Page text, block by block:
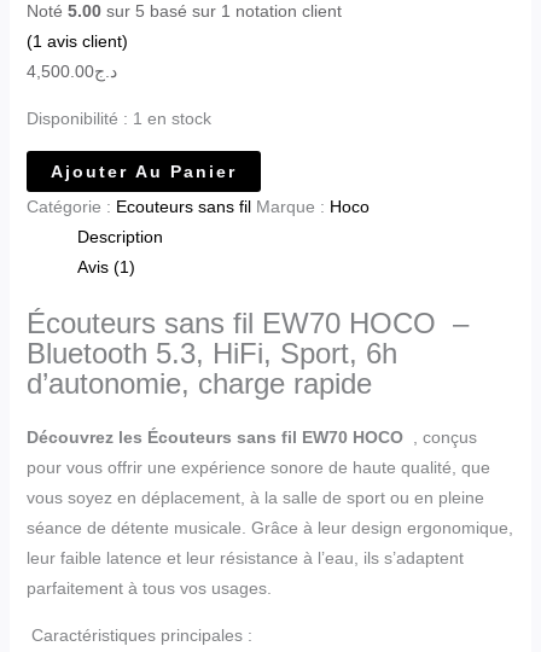
Noté 5.00sur 5 basé sur 1 notation client
(1avis client)
د.ج4,500.00
Disponibilité : 1 en stock
Ajouter Au Panier
Catégorie : Ecouteurs sans fil Marque : Hoco
Description
Avis (1)
Écouteurs sans fil EW70 HOCO –
Bluetooth 5.3, HiFi, Sport, 6h
d’autonomie, charge rapide
Découvrez les Écouteurs sans fil EW70 HOCO , conçus
pour vous offrir une expérience sonore de haute qualité, que
vous soyez en déplacement, à la salle de sport ou en pleine
séance de détente musicale. Grâce à leur design ergonomique,
leur faible latence et leur résistance à l’eau, ils s’adaptent
parfaitement à tous vos usages.
Caractéristiques principales :